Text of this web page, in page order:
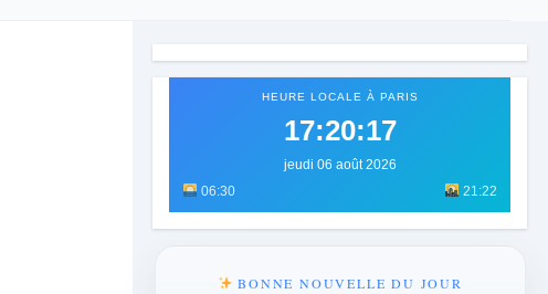
HEURE LOCALE À PARIS
17:20:19
jeudi 06 août 2026
06:30
21:22
BONNE NOUVELLE DU JOUR